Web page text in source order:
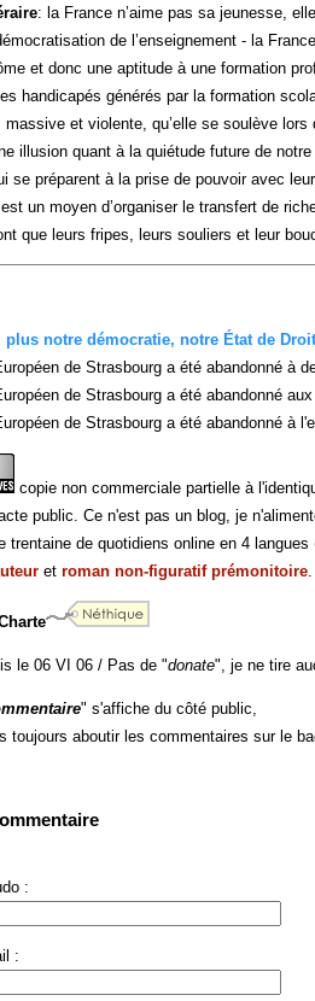
: la France n’aime pas sa jeunesse,
de l’enseignement - la
et donc une aptitude à une formation
handicapés générés par la formation
et violente, qu’elle se soulève
illusion quant à la quiétude future de
se préparent à la prise de pouvoir avec
un moyen d’organiser le transfert de
que leurs fripes, leurs souliers et leur
plus notre démocratie, notre État de
de Strasbourg a été abandonné à
de Strasbourg a été abandonné
de Strasbourg a été abandonné à
copie non commerciale partielle à
public. Ce n'est pas un blog, je
trentaine de quotidiens online en 4
et roman non-figuratif prémonitoire
le 06 VI 06 / Pas de "donate", je ne tire
" s'affiche du côté public,
toujours aboutir les commentaires sur le
:
: